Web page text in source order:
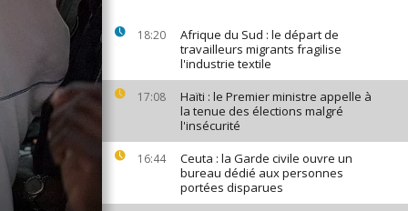
18:20
Afrique du Sud : le départ de
travailleurs migrants fragilise
l'industrie textile
17:08
Haïti : le Premier ministre appelle à
la tenue des élections malgré
l'insécurité
16:44
Ceuta : la Garde civile ouvre un
bureau dédié aux personnes
portées disparues